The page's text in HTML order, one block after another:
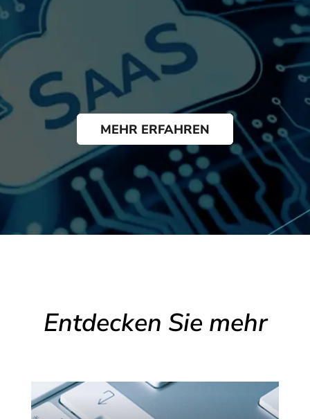
MEHR ERFAHREN
Entdecken Sie mehr